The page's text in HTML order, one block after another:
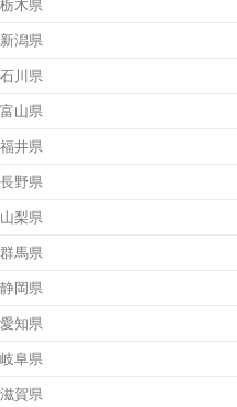
栃木県
新潟県
石川県
富山県
福井県
長野県
山梨県
群馬県
静岡県
愛知県
岐阜県
滋賀県